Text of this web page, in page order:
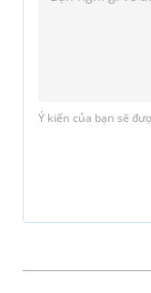
Ý kiến của bạn sẽ